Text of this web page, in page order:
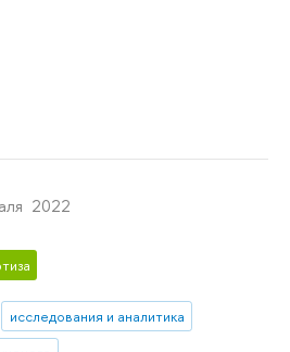
2022
исследования и аналитика